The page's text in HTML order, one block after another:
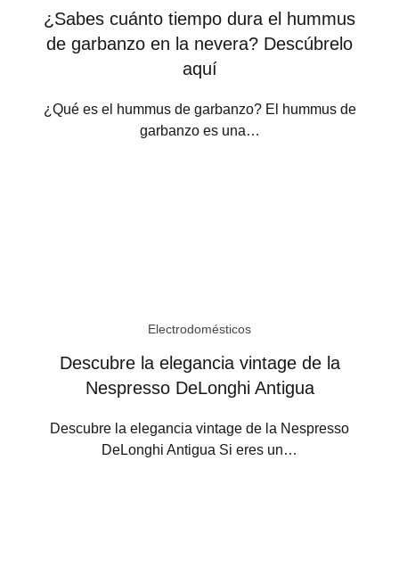
¿Sabes cuánto tiempo dura el hummus
de garbanzo en la nevera? Descúbrelo
aquí
¿Qué es el hummus de garbanzo? El hummus de
garbanzo es una…
Electrodomésticos
Descubre la elegancia vintage de la
Nespresso DeLonghi Antigua
Descubre la elegancia vintage de la Nespresso
DeLonghi Antigua Si eres un…